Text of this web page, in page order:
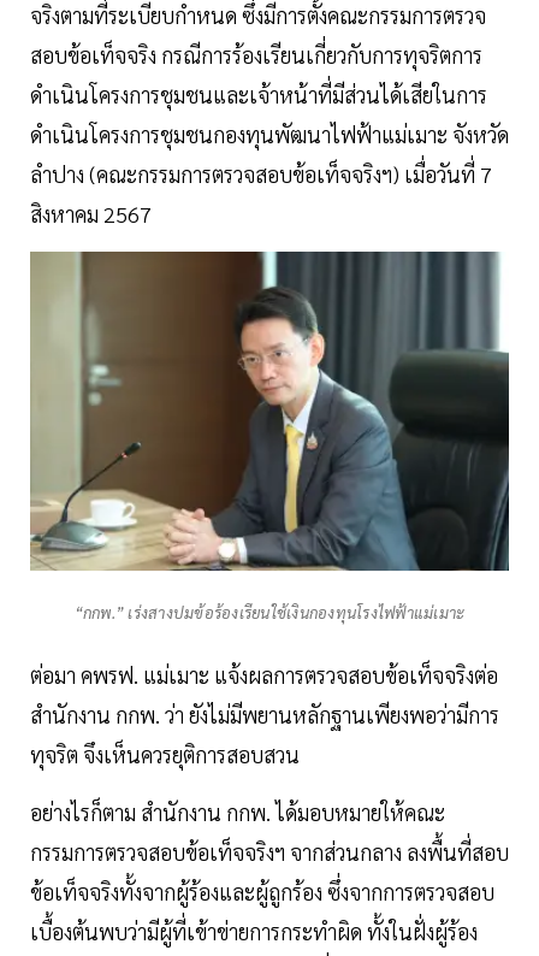
จริงตามที่ระเบียบกำหนด ซึ่งมีการตั้งคณะกรรมการตรวจ
สอบข้อเท็จจริง กรณีการร้องเรียนเกี่ยวกับการทุจริตการ
ดำเนินโครงการชุมชนและเจ้าหน้าที่มีส่วนได้เสียในการ
ดำเนินโครงการชุมชนกองทุนพัฒนาไฟฟ้าแม่เมาะ จังหวัด
ลำปาง (คณะกรรมการตรวจสอบข้อเท็จจริงฯ) เมื่อวันที่ 7
สิงหาคม 2567
“กกพ.” เร่งสางปมข้อร้องเรียนใช้เงินกองทุนโรงไฟฟ้าแม่เมาะ
ต่อมา คพรฟ. แม่เมาะ แจ้งผลการตรวจสอบข้อเท็จจริงต่อ
สำนักงาน กกพ. ว่า ยังไม่มีพยานหลักฐานเพียงพอว่ามีการ
ทุจริต จึงเห็นควรยุติการสอบสวน
อย่างไรก็ตาม สำนักงาน กกพ. ได้มอบหมายให้คณะ
กรรมการตรวจสอบข้อเท็จจริงฯ จากส่วนกลาง ลงพื้นที่สอบ
ข้อเท็จจริงทั้งจากผู้ร้องและผู้ถูกร้อง ซึ่งจากการตรวจสอบ
เบื้องต้นพบว่ามีผู้ที่เข้าข่ายการกระทำผิด ทั้งในฝั่งผู้ร้อง